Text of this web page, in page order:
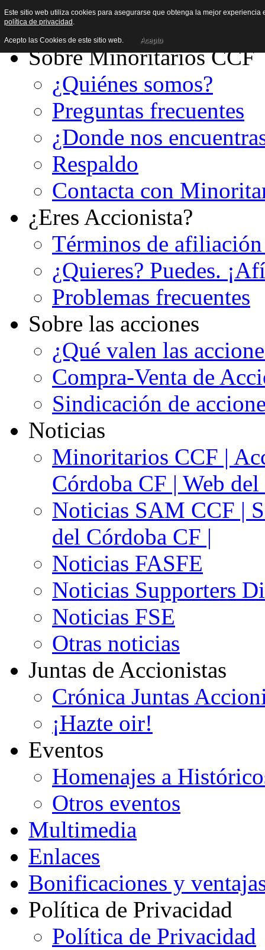
Sobre Minoritarios CCF
¿Quiénes somos?
Preguntas frecuentes
¿Donde nos
Respaldo
Contacta con
¿Eres Accionista?
Términos de
¿Quieres? Puedes.
Problemas frecuentes
Sobre las acciones
¿Qué valen las
Compra-Venta de
Sindicación de
Noticias
Minoritarios CCF |
Córdoba CF | Web
Noticias SAM CCF |
del Córdoba CF |
Noticias FASFE
Noticias Supporters
Noticias FSE
Otras noticias
Juntas de Accionistas
Crónica Juntas
¡Hazte oir!
Eventos
Homenajes a
Otros eventos
Multimedia
Enlaces
Bonificaciones y
Política de Privacidad
Política de Privacidad
Este sitio web utiliza cookies para asegurarse que obtenga la mejor
política de privacidad .
Acepto las Cookies de este sitio web. Acepto